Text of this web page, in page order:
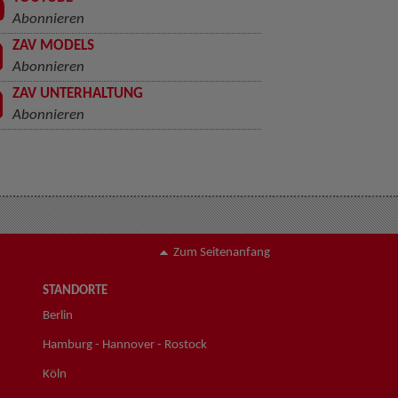
Abonnieren
ZAV MODELS
Abonnieren
ZAV UNTERHALTUNG
Abonnieren
Zum Seitenanfang
STANDORTE
Berlin
Hamburg - Hannover - Rostock
Köln